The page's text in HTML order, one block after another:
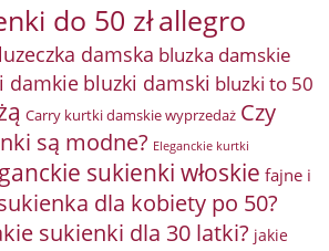
do 50 złallegro
damska bluzka damskie
damkie bluzki damski bluzki to 50
Carry kurtki damskie wyprzedaż Czy
są modne? Eleganckie kurtki
sukienki włoskie fajne i
dla kobiety po 50?
sukienki dla 30 latki? jakie